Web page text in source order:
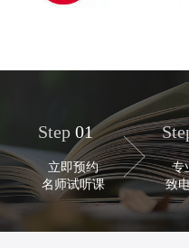
Step 01
立即预约
名师试听课
专
致